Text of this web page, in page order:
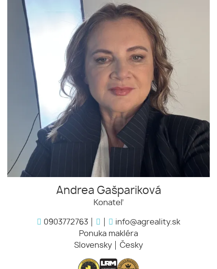
Andrea Gašpariková
Konateľ
0903772763
info@agreality.sk
Ponuka makléra
Slovensky
Česky